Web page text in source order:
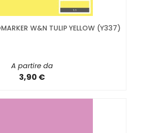
W&N TULIP YELLOW (Y337)
A partire da
3,90 €